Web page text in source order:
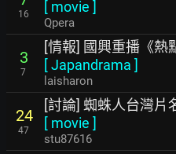
16
[ movie ]
Qpera
3
7
[情報] 國興重播《熱
[Japandrama ]
laisharon
24
47
[討論] 蜘蛛人台灣片
[ movie ]
stu87616